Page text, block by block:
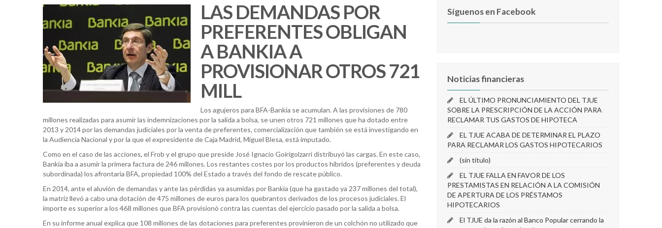
LAS DEMANDAS POR
PREFERENTES OBLIGAN
A BANKIA A
PROVISIONAR OTROS 721
MILL
Los agujeros para BFA-Bankia se acumulan. A las provisiones de 780
millones realizadas para asumir las indemnizaciones por la salida a bolsa, se unen otros 721 millones que ha dotado entre
2013 y 2014 por las demandas judiciales por la venta de preferentes, comercialización que también se está investigando en
la Audiencia Nacional y por la que el expresidente de Caja Madrid, Miguel Blesa, está imputado.
Como en el caso de las acciones, el Frob y el grupo que preside José Ignacio Goirigolzarri distribuyó las cargas. En este caso,
Bankia iba a asumir la primera factura de 246 millones. Los restantes costes por los productos híbridos (preferentes y deuda
subordinada) los afrontaría BFA, propiedad 100% del Estado a través del fondo de rescate público.
En 2014, ante el aluvión de demandas y ante las pérdidas ya asumidas por Bankia (que ha gastado ya 237 millones del total),
la matriz llevó a cabo una dotación de 475 millones de euros para los quebrantos derivados de los procesos judiciales. El
importe es superior a los 468 millones que BFA provisionó contra las cuentas del ejercicio pasado por la salida a bolsa.
En su informe anual explica que 108 millones de las dotaciones para preferentes provinieron de un colchón no utilizado que
Síguenos en Facebook
Noticias financieras
EL ÚLTIMO PRONUNCIAMIENTO DEL TJUE
SOBRE LA PRESCRIPCIÓN DE LA ACCIÓN PARA
RECLAMAR TUS GASTOS DE HIPOTECA
EL TJUE ACABA DE DETERMINAR EL PLAZO
PARA RECLAMAR LOS GASTOS HIPOTECARIOS
(sin título)
EL TJUE FALLA EN FAVOR DE LOS
PRESTAMISTAS EN RELACIÓN A LA COMISIÓN
DE APERTURA DE LOS PRÉSTAMOS
HIPOTECARIOS
El TJUE da la razón al Banco Popular cerrando la